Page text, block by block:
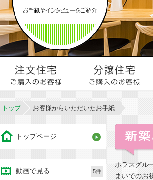
トップ お客様からいただいたお手紙
ポラスグル
まいでのお
トップページ
動画で見る 5件